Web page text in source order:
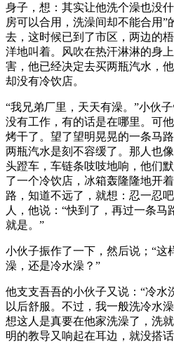
身子，想：其实让他洗个澡也没
房可以合用，洗澡间却不能合用”
去，这时候已到了市区，两边的
洋地叫着。风吹在热汗淋淋的身
害，他已经决定去买两瓶汽水，
却没有冷饮店。
“我兄弟厂里，天天有澡。”小伙
没有工作，有的话是在哪里。可
烤干了。望了望明晃晃的一条马
两瓶汽水是刻不容缓了。那人也
头蹬车，车链条吱吱地响，他们
了一个冷饮店，冰箱轰隆隆地开
路，知道不远了，就想：忍一忍
人，他说：“快到了，再过一条
就是。”
小伙子振作了一下，然后说；“这
澡，还是冷水澡？”
他支支吾吾的小伙子又说：“冷水
以后舒服。不过，我一般洗冷水
想这人是真要在他家洗澡了，洗
明的教导又响起在耳边，就没搭话